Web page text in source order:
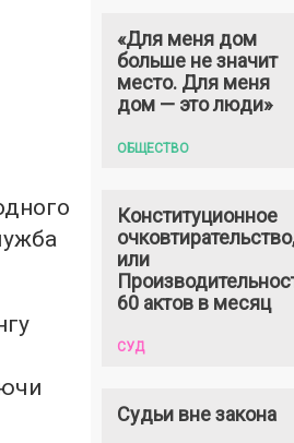
«Для меня дом
больше не значит
место. Для меня
дом — это люди»
ОБЩЕСТВО
Конституционное
очковтирательство,
или
60 актов в месяц
СУД
Судьи вне закона